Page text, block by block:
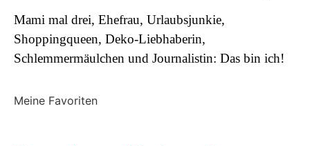
Mami mal drei, Ehefrau, Urlaubsjunkie,
Shoppingqueen, Deko-Liebhaberin,
Schlemmermäulchen und Journalistin: Das bin ich!
Meine Favoriten